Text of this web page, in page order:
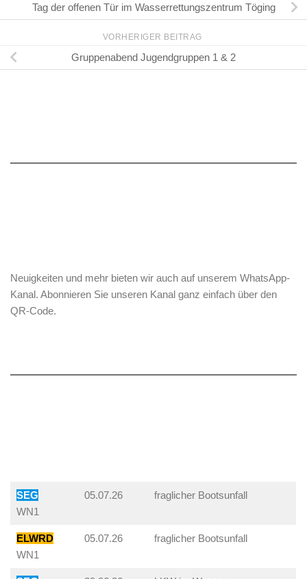
Tag der offenen Tür im Wasserrettungszentrum Töging
VORHERIGER BEITRAG
Gruppenabend Jugendgruppen 1 & 2
Neuigkeiten und mehr bieten wir auch auf unserem WhatsApp-
Kanal. Abonnieren Sie unseren Kanal ganz einfach über den
QR-Code.
SEG
WN1
05.07.26 fraglicher Bootsunfall
ELWRD
WN1
05.07.26 fraglicher Bootsunfall